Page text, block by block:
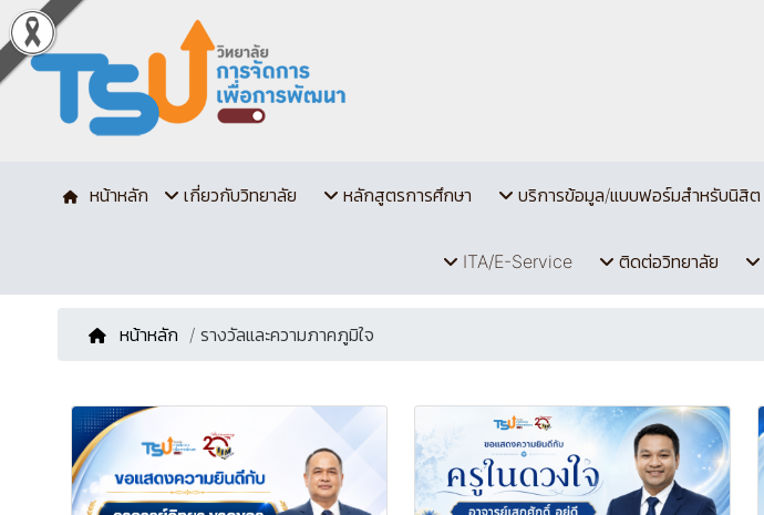
หน้าหลัก เกี่ยวกับวิทยาลัย หลักสูตรการศึกษา บริการข้อมูล/แบบฟอร์มสำหรับนิสิต
ITA/E-Service ติดต่อวิทยาลัย
หน้าหลัก / รางวัลและความภาคภูมิใจ